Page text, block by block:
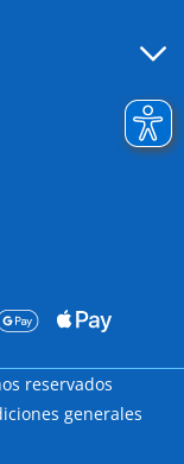
reservados
generales